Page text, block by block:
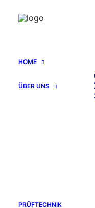
HOME
ÜBER UNS
PRÜFTECHNIK
Archive by
KATALOG EN